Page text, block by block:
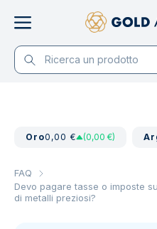
Oro0,00 € (0,00 €)
FAQ
Devo pagare tasse o imposte
di metalli preziosi?